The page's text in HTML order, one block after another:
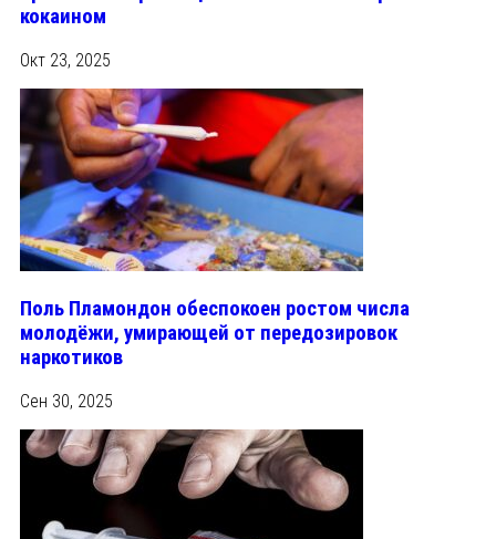
кокаином
Окт 23, 2025
Поль Пламондон обеспокоен ростом числа
молодёжи, умирающей от передозировок
наркотиков
Сен 30, 2025